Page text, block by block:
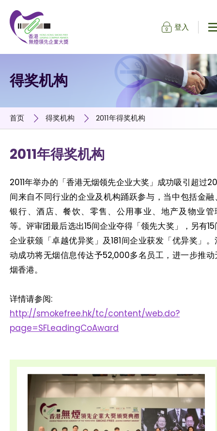
登入
得奖机构
首页 得奖机构 2011年得奖机构
2011年得奖机构
2011年举办的「香港无烟领先企业大奖」成功吸引超过
间来自不同行业的企业及机构踊跃参与，当中包括金融
银行、酒店、餐饮、零售、公用事业、地产及物业管
等。评审团最后选出15间企业夺得「领先大奖」，另有15
企业获颁「卓越优异奖」及181间企业获发「优异奖」。
动成功将无烟信息传达予52,000多名员工，进一步推动
烟香港。
详情请参阅:
http://smokefree.hk/tc/content/web.do?
page=SFLeadingCoAward